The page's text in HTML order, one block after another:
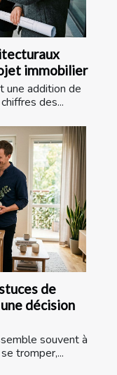
immobilier
une addition de
des...
de
décision
souvent à
tromper,...